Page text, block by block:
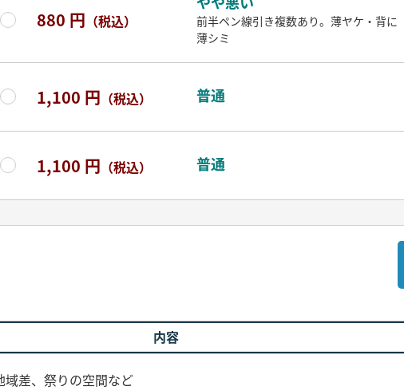
880 円 （税込）
前半ペン線引き複数あり。薄ヤケ・背に
薄シミ
1,100 円 （税込） 普通
1,100 円 （税込） 普通
内容
差、祭りの空間など